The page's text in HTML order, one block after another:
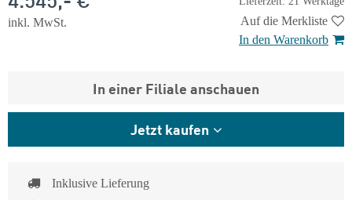
inkl. MwSt.
Auf die Merkliste
In den Warenkorb
In einer Filiale anschauen
Jetzt kaufen
Inklusive Lieferung